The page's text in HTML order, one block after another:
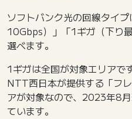
ソフトバンク光の回線タイ
10Gbps）」「1ギガ（下り
選べます。
1ギガは全国が対象エリアで
NTT西日本が提供する「フ
アが対象なので、2023年8
ています。